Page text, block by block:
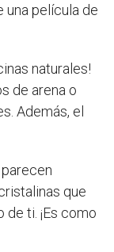
una película de
naturales!
de arena o
Además, el
que
de ti. ¡Es como